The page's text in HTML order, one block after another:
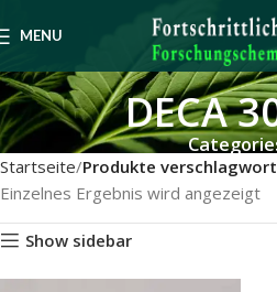
MENU
DECA
Startseite Produkte
Einzelnes Ergebnis wird angezeigt
Show sidebar